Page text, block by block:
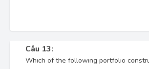
Câu 13:
Which of the following portfolio